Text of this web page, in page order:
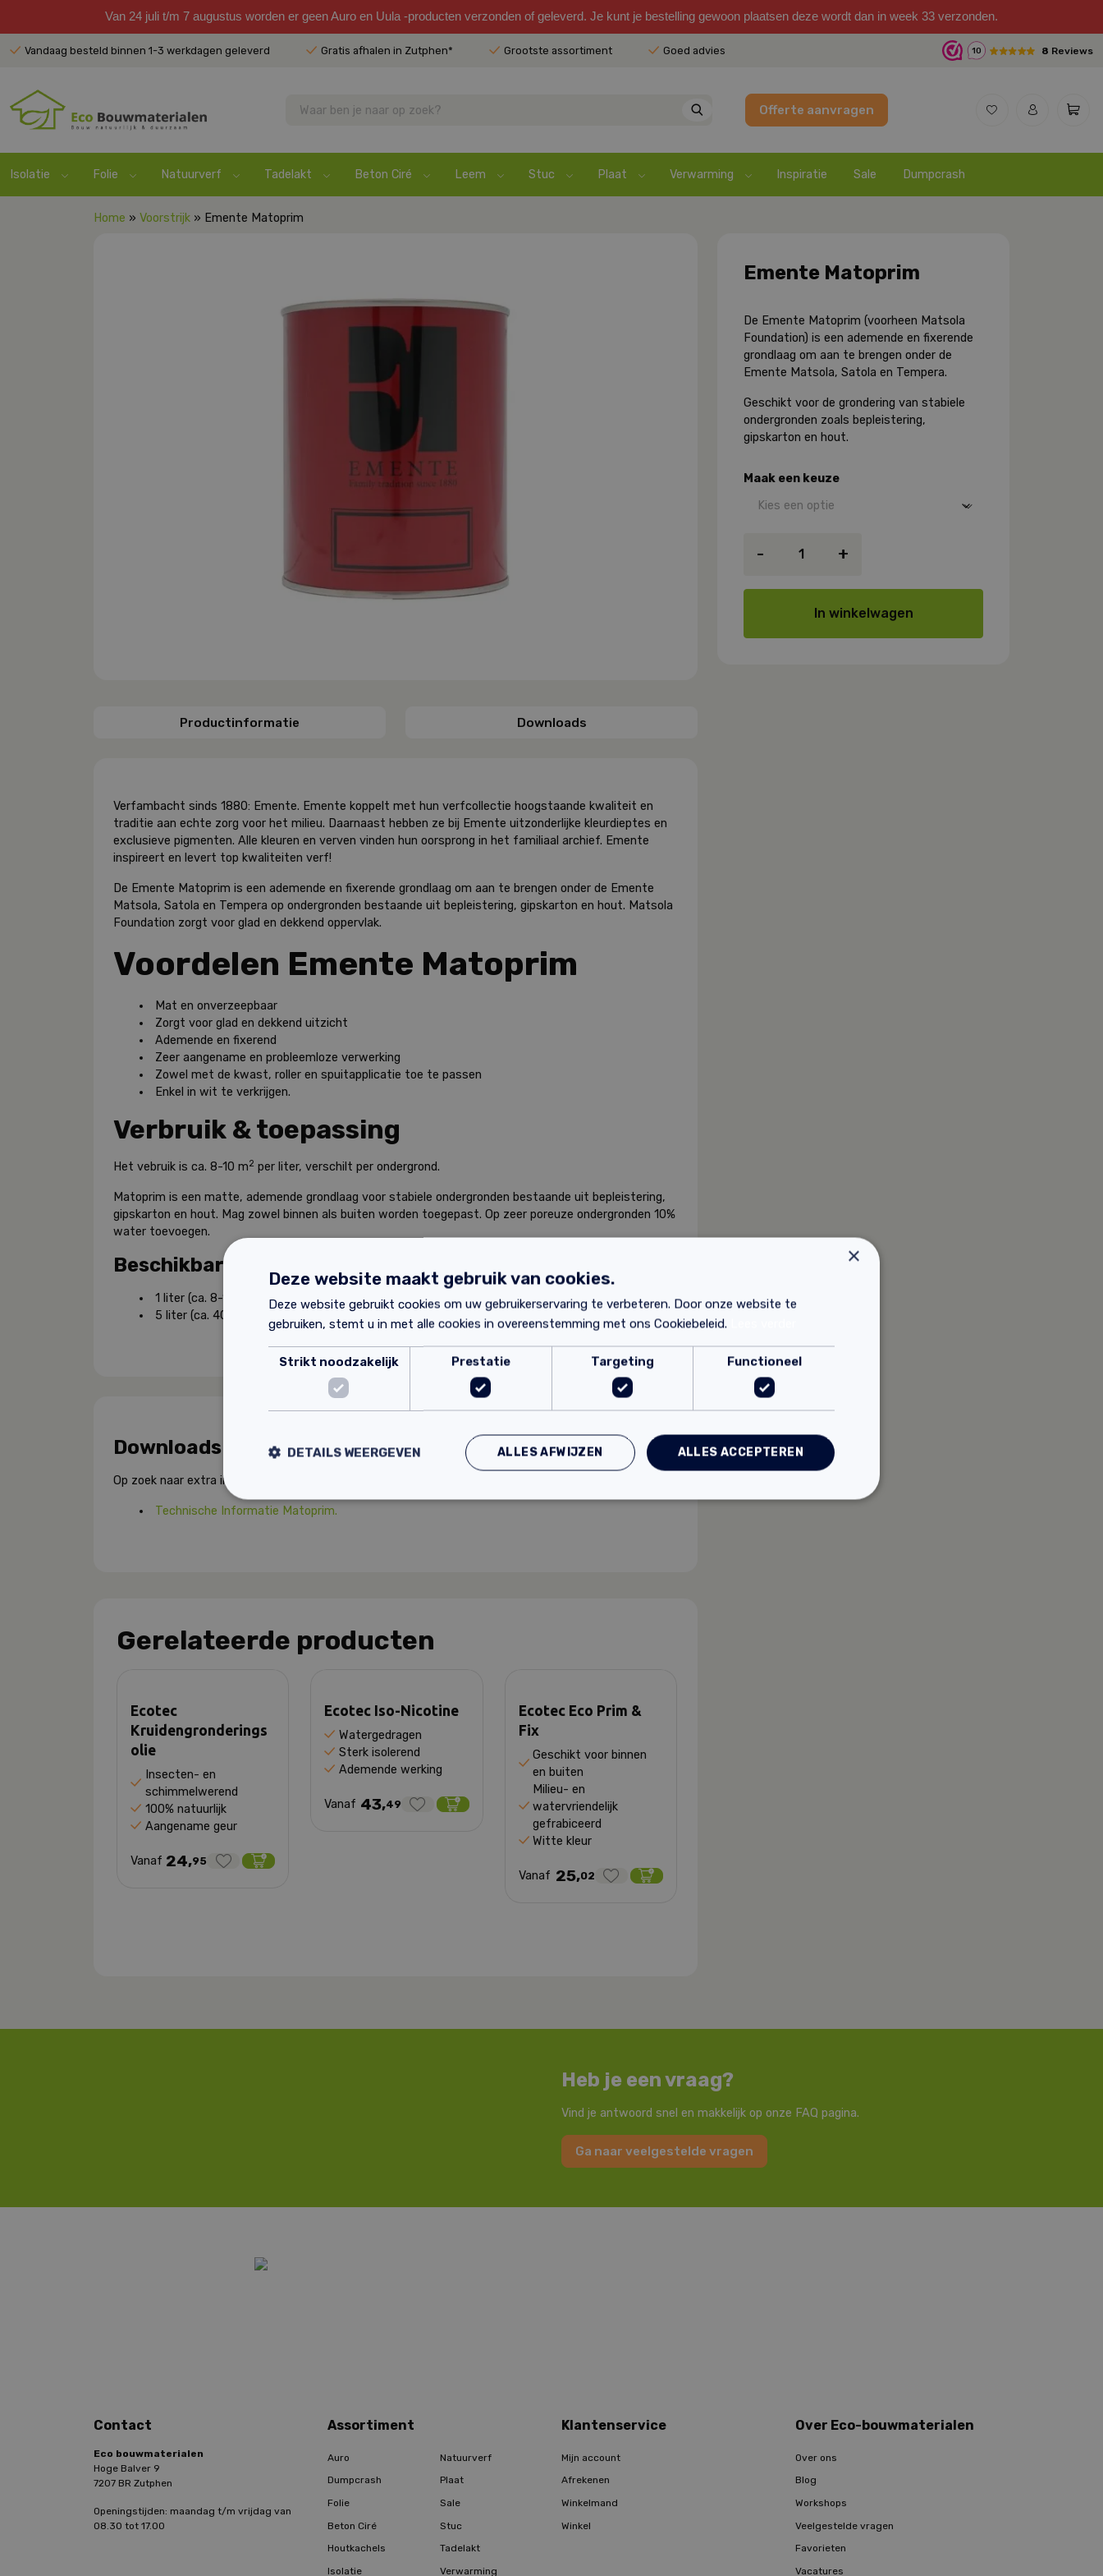
Van 24 juli t/m 7 augustus worden er geen Auro en Uula -producten verzonden of geleverd. Je kunt je bestelling gewoon plaatsen deze wordt dan in week 33 verzonden.
Vandaag besteld binnen 1-3 werkdagen geleverd Gratis afhalen in Zutphen* Grootste assortiment Goed advies 10 8 Reviews
Offerte aanvragen
Isolatie Folie Natuurverf Tadelakt Beton Ciré Leem Stuc Plaat Verwarming Inspiratie Sale Dumpcrash
Home » Voorstrijk » Emente Matoprim
Productinformatie Downloads
Verfambacht sinds 1880: Emente. Emente koppelt met hun verfcollectie hoogstaande kwaliteit en
traditie aan echte zorg voor het milieu. Daarnaast hebben ze bij Emente uitzonderlijke kleurdieptes en
exclusieve pigmenten. Alle kleuren en verven vinden hun oorsprong in het familiaal archief. Emente
inspireert en levert top kwaliteiten verf!
De Emente Matoprim is een ademende en fixerende grondlaag om aan te brengen onder de Emente
Matsola, Satola en Tempera op ondergronden bestaande uit bepleistering, gipskarton en hout. Matsola
Foundation zorgt voor glad en dekkend oppervlak.
Voordelen Emente Matoprim
Mat en onverzeepbaar
Zorgt voor glad en dekkend uitzicht
Ademende en fixerend
Zeer aangename en probleemloze verwerking
Zowel met de kwast, roller en spuitapplicatie toe te passen
Enkel in wit te verkrijgen.
Verbruik & toepassing
Het vebruik is ca. 8-10 m2 per liter, verschilt per ondergrond.
Matoprim is een matte, ademende grondlaag voor stabiele ondergronden bestaande uit bepleistering,
gipskarton en hout. Mag zowel binnen als buiten worden toegepast. Op zeer poreuze ondergronden 10%
water toevoegen.
Beschikbare afmetingen
1 liter (ca. 8-10 m
5 liter (ca. 40-50 m
Downloads
Op zoek naar extra informatie over dit product? Hieronder vind je de productbladen:
Technische Informatie Matoprim.
Gerelateerde producten
Ecotec
Kruidengronderings
olie
Insecten- en
schimmelwerend
100% natuurlijk
Aangename geur
Vanaf 24,95
Ecotec Iso-Nicotine
Watergedragen
Sterk isolerend
Ademende werking
Vanaf 43,49
Ecotec Eco Prim &
Fix
Geschikt voor binnen
en buiten
Milieu- en
watervriendelijk
gefrabiceerd
Witte kleur
Vanaf 25,02
Emente Matoprim
De Emente Matoprim (voorheen Matsola
Foundation) is een ademende en fixerende
grondlaag om aan te brengen onder de
Emente Matsola, Satola en Tempera.
Geschikt voor de grondering van stabiele
ondergronden zoals bepleistering,
gipskarton en hout.
Maak een keuze
-
Matoprim
+
In winkelwagen
Heb je een vraag?
Vind je antwoord snel en makkelijk op onze FAQ pagina.
Ga naar veelgestelde vragen
Contact
Eco bouwmaterialen
Hoge Balver 9
7207 BR Zutphen
Openingstijden: maandag t/m vrijdag van
08.30 tot 17.00
Assortiment
Auro
Dumpcrash
Folie
Beton Ciré
Houtkachels
Isolatie
Natuurverf
Plaat
Sale
Stuc
Tadelakt
Verwarming
Klantenservice
Mijn account
Afrekenen
Winkelmand
Winkel
Over Eco-bouwmaterialen
Over ons
Blog
Workshops
Veelgestelde vragen
Favorieten
Vacatures
×
Deze website maakt gebruik van cookies.
Deze website gebruikt cookies om uw gebruikerservaring te verbeteren. Door onze website te
gebruiken, stemt u in met alle cookies in overeenstemming met ons Cookiebeleid.
Strikt noodzakelijk Prestatie Targeting Functioneel
ALLES ACCEPTEREN
ALLES AFWIJZEN
DETAILS WEERGEVEN